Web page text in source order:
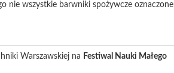
nie wszystkie barwniki spożywcze oznaczone
Warszawskiej na Festiwal Nauki Małego